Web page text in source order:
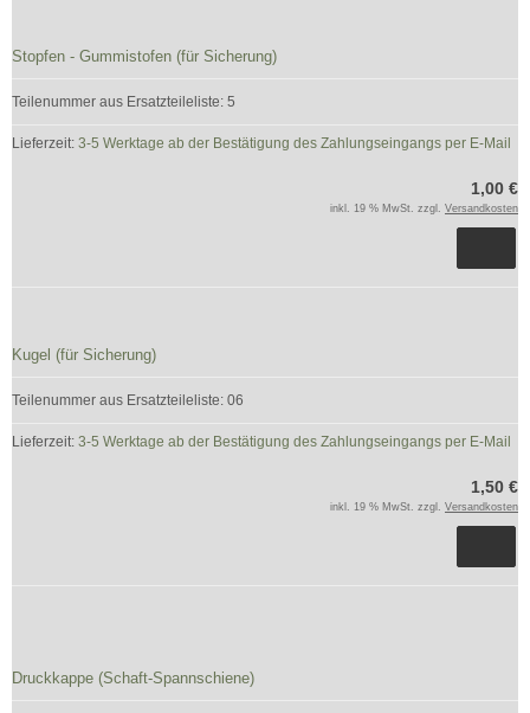
Stopfen - Gummistofen (für Sicherung)
Teilenummer aus Ersatzteileliste: 5
Lieferzeit: 3-5 Werktage ab der Bestätigung des Zahlungseingangs per E-Mail
1,00 €
inkl. 19 % MwSt. zzgl. Versandkosten
Kugel (für Sicherung)
Teilenummer aus Ersatzteileliste: 06
Lieferzeit: 3-5 Werktage ab der Bestätigung des Zahlungseingangs per E-Mail
1,50 €
inkl. 19 % MwSt. zzgl. Versandkosten
Druckkappe (Schaft-Spannschiene)